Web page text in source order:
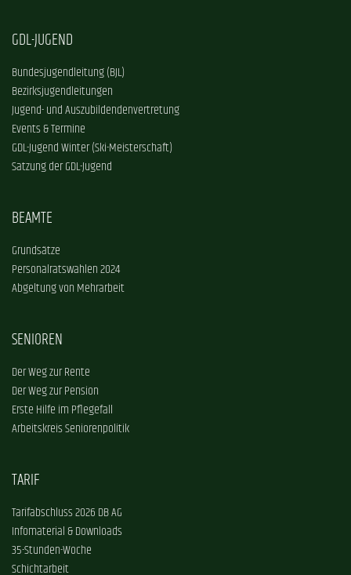
GDL-JUGEND
Bundesjugendleitung (BJL)
Bezirksjugendleitungen
Jugend- und Auszubildendenvertretung
Events & Termine
GDL-Jugend Winter (Ski-Meisterschaft)
Satzung der GDL-Jugend
BEAMTE
Grundsätze
Personalratswahlen 2024
Abgeltung von Mehrarbeit
SENIOREN
Der Weg zur Rente
Der Weg zur Pension
Erste Hilfe im Pflegefall
Arbeitskreis Seniorenpolitik
TARIF
Tarifabschluss 2026 DB AG
Infomaterial & Downloads
35-Stunden-Woche
Schichtarbeit